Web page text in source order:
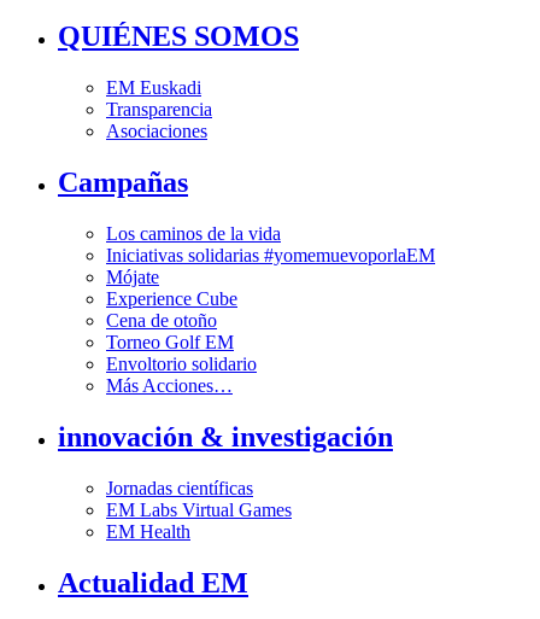
QUIÉNES SOMOS
EM Euskadi
Transparencia
Asociaciones
Campañas
Los caminos de la vida
Iniciativas solidarias #yomemuevoporlaEM
Mójate
Experience Cube
Cena de otoño
Torneo Golf EM
Envoltorio solidario
Más Acciones…
innovación & investigación
Jornadas científicas
EM Labs Virtual Games
EM Health
Actualidad EM